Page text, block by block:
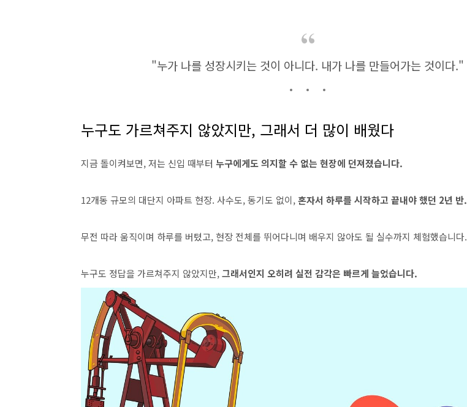
"누가 나를 성장시키는 것이 아니다. 내가 나를 만들어가는 것이다."
누구도 가르쳐주지 않았지만, 그래서 더 많이 배웠다
지금 돌이켜보면, 저는 신입 때부터 누구에게도 의지할 수 없는 현장에 던져졌습니다.
12개동 규모의 대단지 아파트 현장. 사수도, 동기도 없이,혼자서 하루를 시작하고 끝내야 했던 2년 반.
무전 따라 움직이며 하루를 버텼고, 현장 전체를 뛰어다니며 배우지 않아도 될 실수까지 체험했습니다.
누구도 정답을 가르쳐주지 않았지만,그래서인지 오히려 실전 감각은 빠르게 늘었습니다.